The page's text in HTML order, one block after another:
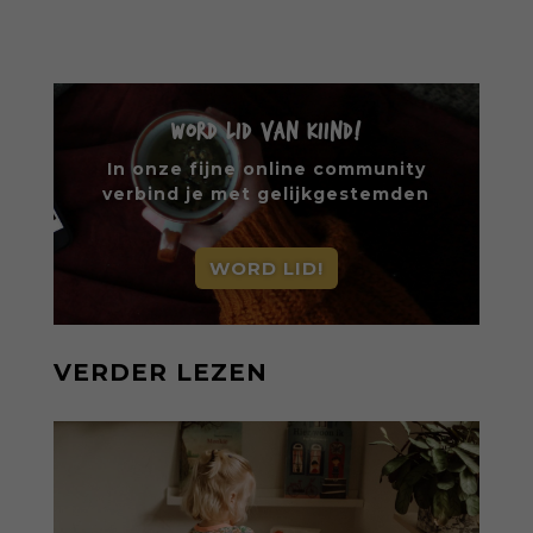
begrijpen wat er speelt rond vruchtbaarheid
en geboorte. Koop het boek via
singeluitgeverijen.nl/nijgh-van-
ditmar/boek/baas-in-eigen-buik
WORD LID VAN KIIND!
In onze fijne online community
verbind je met gelijkgestemden
WORD LID!
VERDER LEZEN